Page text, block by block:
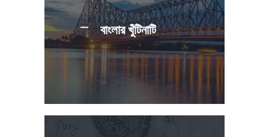
বাংলার খুঁটিনাটি